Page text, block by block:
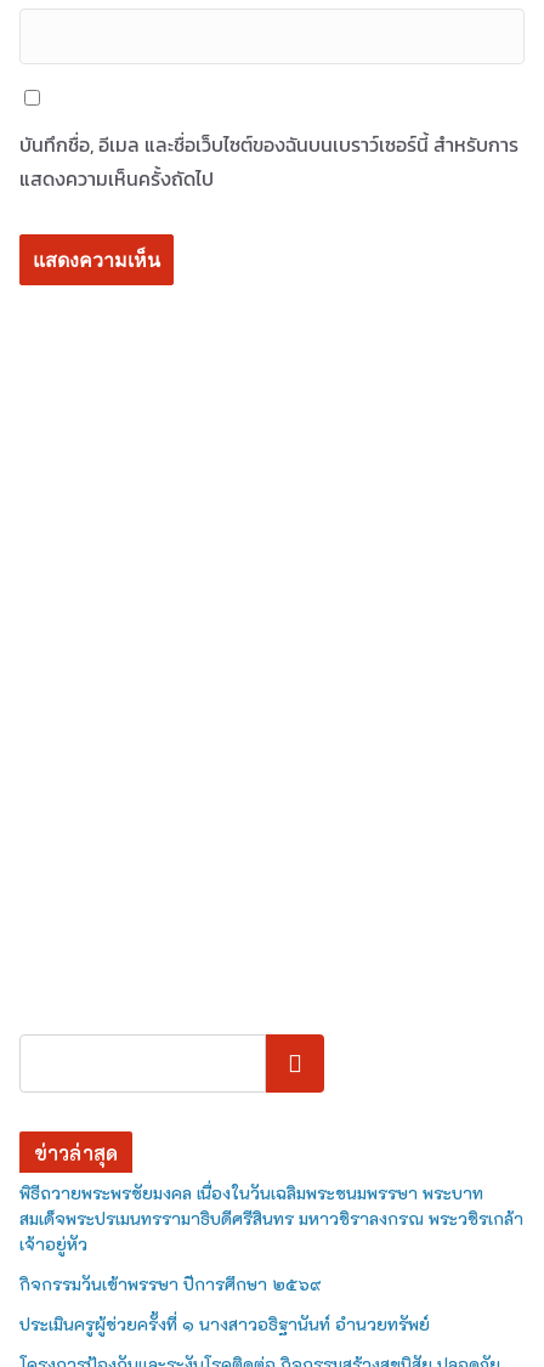
บันทึกชื่อ, อีเมล และชื่อเว็บไซต์ของฉันบนเบราว์เซอร์นี้ สำหรับการ
แสดงความเห็นครั้งถัดไป
ค้นหา
ข่าวล่าสุด
พิธีถวายพระพรชัยมงคล เนื่องในวันเฉลิมพระชนมพรรษา พระบาท
สมเด็จพระปรเมนทรรามาธิบดีศรีสินทร มหาวชิราลงกรณ พระวชิรเกล้า
เจ้าอยู่หัว
กิจกรรมวันเข้าพรรษา ปีการศึกษา ๒๕๖๙
ประเมินครูผู้ช่วยครั้งที่ ๑ นางสาวอธิฐานันท์ อำนวยทรัพย์